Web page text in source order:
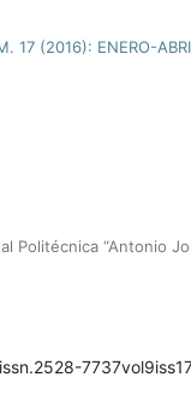
17 (2016): ENERO-
Politécnica “Antonio